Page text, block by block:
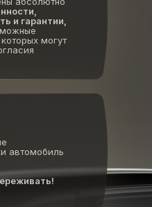
и гарантии,
могут
автомобиль